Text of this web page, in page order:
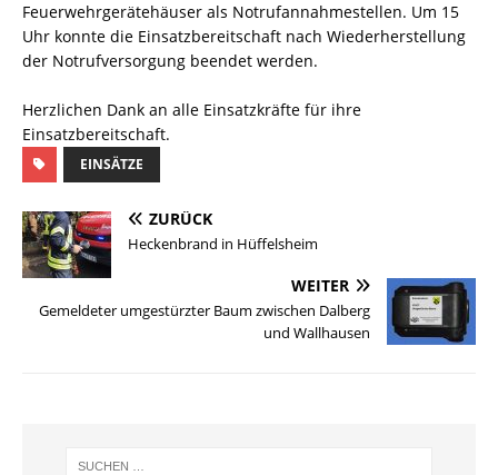
Feuerwehrgerätehäuser als Notrufannahmestellen. Um 15
Uhr konnte die Einsatzbereitschaft nach Wiederherstellung
der Notrufversorgung beendet werden.
Herzlichen Dank an alle Einsatzkräfte für ihre
Einsatzbereitschaft.
EINSÄTZE
ZURÜCK
Heckenbrand in Hüffelsheim
WEITER
Gemeldeter umgestürzter Baum zwischen Dalberg
und Wallhausen